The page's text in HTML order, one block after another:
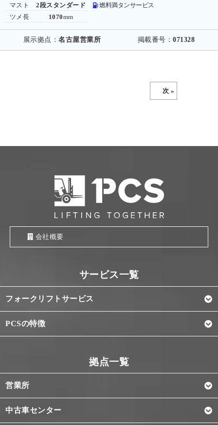
マスト
ツメ長
2段スタンダード
1070mm
燃料満タンサービス
展示拠点：名古屋営業所 掲載番号：071328
次 »
会社概要
フォークリフトサービス
PCSの特徴
営業所
中古車センター